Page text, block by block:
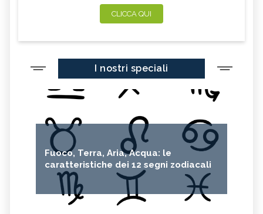
CLICCA QUI
I nostri speciali
Fuoco, Terra, Aria, Acqua: le
caratteristiche dei 12 segni zodiacali